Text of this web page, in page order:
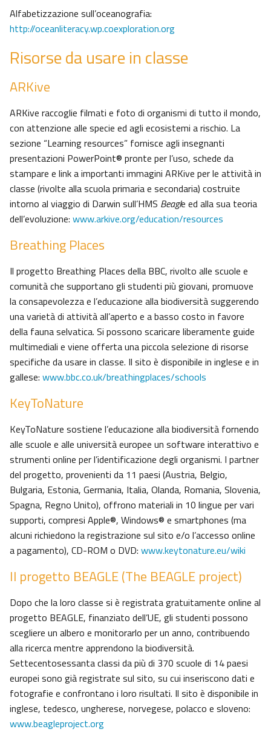
Alfabetizzazione sull’oceanografia:
http://oceanliteracy.wp.coexploration.org
Risorse da usare in classe
ARKive
ARKive raccoglie filmati e foto di organismi di tutto il mondo,
con attenzione alle specie ed agli ecosistemi a rischio. La
sezione “Learning resources” fornisce agli insegnanti
presentazioni PowerPoint® pronte per l’uso, schede da
stampare e link a importanti immagini ARKive per le attività in
classe (rivolte alla scuola primaria e secondaria) costruite
intorno al viaggio di Darwin sull’HMS Beagle ed alla sua teoria
dell’evoluzione: www.arkive.org/education/resources
Breathing Places
Il progetto Breathing Places della BBC, rivolto alle scuole e
comunità che supportano gli studenti più giovani, promuove
la consapevolezza e l’educazione alla biodiversità suggerendo
una varietà di attività all’aperto e a basso costo in favore
della fauna selvatica. Si possono scaricare liberamente guide
multimediali e viene offerta una piccola selezione di risorse
specifiche da usare in classe. Il sito è disponibile in inglese e in
gallese: www.bbc.co.uk/breathingplaces/schools
KeyToNature
KeyToNature sostiene l’educazione alla biodiversità fornendo
alle scuole e alle università europee un software interattivo e
strumenti online per l’identificazione degli organismi. I partner
del progetto, provenienti da 11 paesi (Austria, Belgio,
Bulgaria, Estonia, Germania, Italia, Olanda, Romania, Slovenia,
Spagna, Regno Unito), offrono materiali in 10 lingue per vari
supporti, compresi Apple®, Windows® e smartphones (ma
alcuni richiedono la registrazione sul sito e/o l’accesso online
a pagamento), CD-ROM o DVD: www.keytonature.eu/wiki
Il progetto BEAGLE (The BEAGLE project)
Dopo che la loro classe si è registrata gratuitamente online al
progetto BEAGLE, finanziato dell’UE, gli studenti possono
scegliere un albero e monitorarlo per un anno, contribuendo
alla ricerca mentre apprendono la biodiversità.
Settecentosessanta classi da più di 370 scuole di 14 paesi
europei sono già registrate sul sito, su cui inseriscono dati e
fotografie e confrontano i loro risultati. Il sito è disponibile in
inglese, tedesco, ungherese, norvegese, polacco e sloveno:
www.beagleproject.org